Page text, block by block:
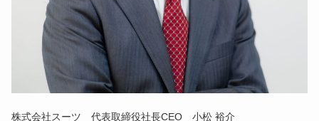
株式会社スーツ 代表取締役社長CEO 小松 裕介